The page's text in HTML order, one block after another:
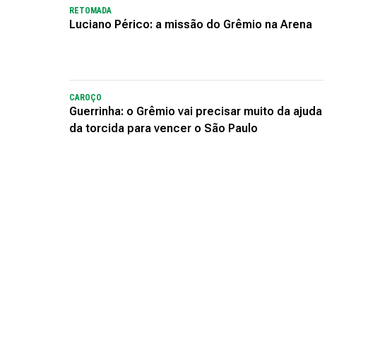
RETOMADA
Luciano Périco: a missão do Grêmio na Arena
CAROÇO
Guerrinha: o Grêmio vai precisar muito da ajuda
da torcida para vencer o São Paulo